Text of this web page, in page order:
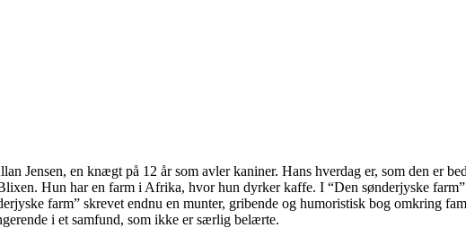
Jensen, en knægt på 12 år som avler kaniner. Hans hverdag er, som den er
Hun har en farm i Afrika, hvor hun dyrker kaffe. I “Den sønderjyske
farm” skrevet endnu en munter, gribende og humoristisk bog omkring
i et samfund, som ikke er særlig belærte.